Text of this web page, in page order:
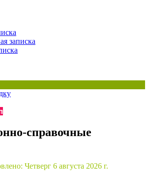
энциклопедия бухгалтера»
журнала
акты для бухгалтера»
журнала
бухгалтерия»
форму, и мы вышлем вам на почту
записка
справочные
Четверг 6 августа 2026 г.